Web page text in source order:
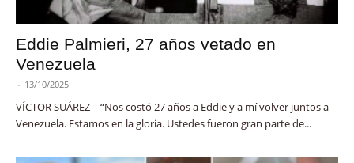
Eddie Palmieri, 27 años vetado en
Venezuela
- 13/10/2025
VÍCTOR SUÁREZ - “Nos costó 27 años a Eddie y a mí volver juntos a
Venezuela. Estamos en la gloria. Ustedes fueron gran parte de...